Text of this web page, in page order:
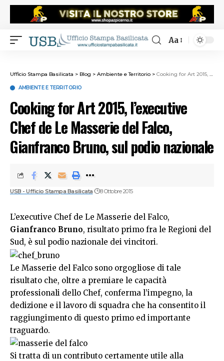
Aa
Ufficio Stampa Basilicata > Blog > Ambiente e Territorio > Cooking for Art 2015, l’executive Chef de Le Masserie del Falco, Gianfranco Bruno, sul podio nazionale
AMBIENTE E TERRITORIO
Cooking for Art 2015, l’executive
Chef de Le Masserie del Falco,
Gianfranco Bruno, sul podio nazionale
USB - Ufficio Stampa Basilicata 8 Ottobre 2015
L’executive Chef de Le Masserie del Falco,
Gianfranco Bruno, risultato primo fra le Regioni del
Sud, è sul podio nazionale dei vincitori.
Le Masserie del Falco sono orgogliose di tale
risultato che, oltre a premiare le capacità
professionali dello Chef, conferma l’impegno, la
dedizione e il lavoro di squadra che ha consentito il
raggiungimento di questo primo ed importante
traguardo.
Si tratta di un contributo certamente utile alla